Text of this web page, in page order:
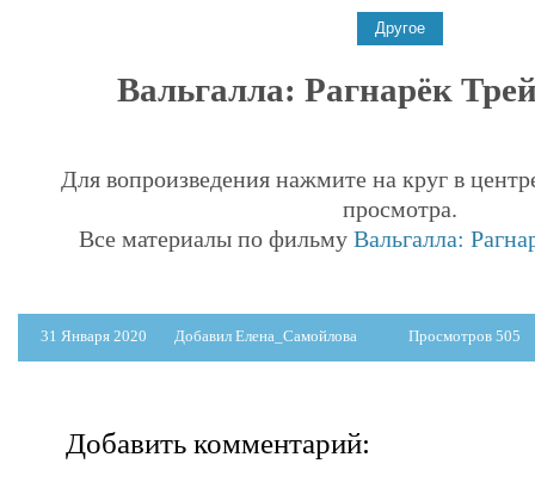
Вальгалла: Рагнарёк
Для вопроизведения нажмите на круг в
просмотра.
Все материалы по фильмуВальгалла:
31 Января 2020 Добавил Елена_Самойлова Просмотров 505
Добавить комментарий: